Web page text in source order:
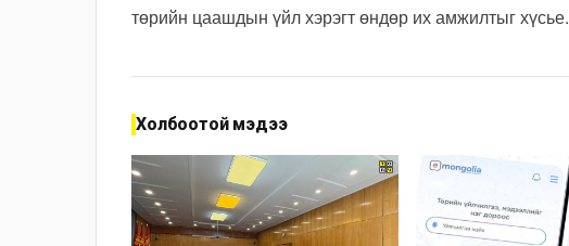
төрийн цаашдын үйл хэрэгт өндөр их амжилтыг хүсье.
Холбоотой мэдээ